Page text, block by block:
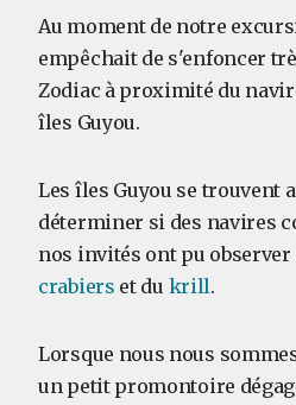
Au moment de notre
empêchait de s'enfoncer
Zodiac à proximité du
îles Guyou.
Les îles Guyou se trouvent
déterminer si des navires
nos invités ont pu
crabiers et du krill.
Lorsque nous nous
un petit promontoire